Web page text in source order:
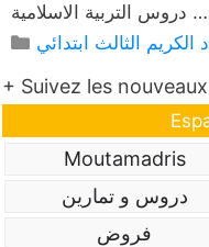
دروس التربية الاسلامية …
Catégories
الكريم الثالث ابتدائي
+ Suivez les
Moutamadris
دروس و تمارين
فروض